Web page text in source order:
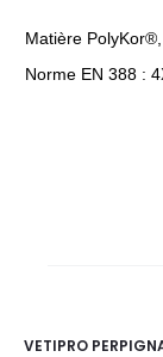
Matière
Norme EN 388 :
VETIPRO